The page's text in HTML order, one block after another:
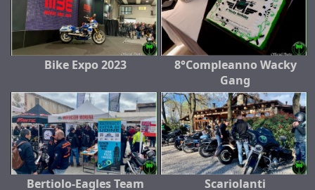
Bike Expo 2023
8°Compleanno Wacky
Gang
Bertiolo-Eagles Team Scariolanti